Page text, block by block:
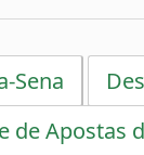
Sena
de Apostas